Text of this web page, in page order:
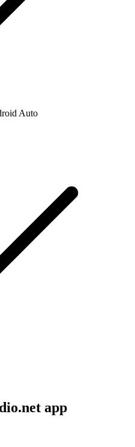
Auto
app